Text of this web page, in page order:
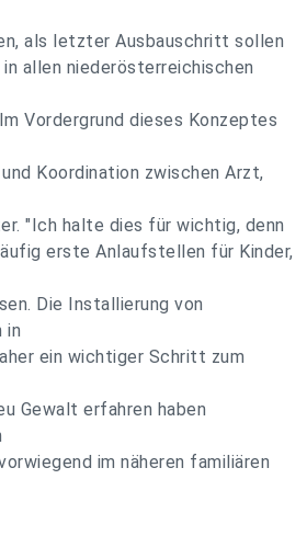
als letzter Ausbauschritt sollen
allen niederösterreichischen
Vordergrund dieses Konzeptes
Koordination zwischen Arzt,
"Ich halte dies für wichtig, denn
erste Anlaufstellen für Kinder,
Die Installierung von
in
ein wichtiger Schritt zum
Gewalt erfahren haben
im näheren familiären